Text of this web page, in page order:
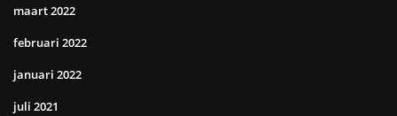
maart 2022
februari 2022
januari 2022
juli 2021